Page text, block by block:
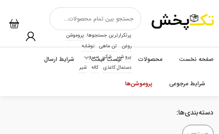
پرتکرارترین جستجوها: پروموشن
روغن
تن ماهی
نوشابه
پرو شیر
شکر
سیروپ
دستمال کاغذی
کاله شیر
صفحه نخست محصولات لیست قیمت شرایط ارسال
شرایط مرجوعی پروموشن‌ها
دسته‌بندی‌ها: